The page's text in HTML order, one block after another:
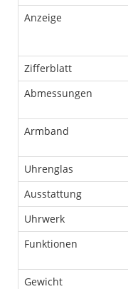
Anzeige
Zifferblatt
Abmessungen
Armband
Uhrenglas
Ausstattung
Uhrwerk
Funktionen
Gewicht